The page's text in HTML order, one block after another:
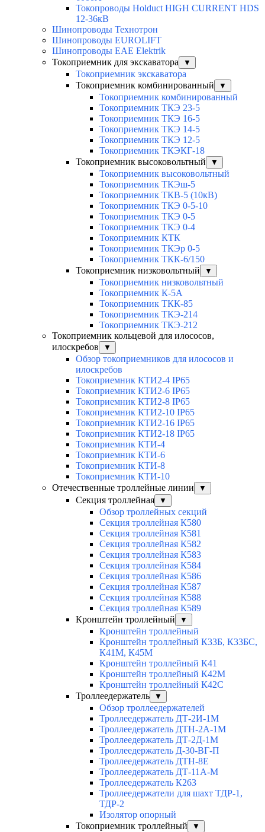
Токопроводы Holduct HIGH CURRENT HDS
12-36кВ
Шинопроводы Технотрон
Шинопроводы EUROLIFT
Шинопроводы EAE Elektrik
Токоприемник для экскаватора
▼
Токоприемник экскаватора
Токоприемник комбинированный
▼
Токоприемник комбинированный
Токоприемник ТКЭ 23-5
Токоприемник ТКЭ 16-5
Токоприемник ТКЭ 14-5
Токоприемник ТКЭ 12-5
Токоприемник ТКЭКГ-18
Токоприемник высоковольтный
▼
Токоприемник высоковольтный
Токоприемник ТКЭш-5
Токоприемник ТКВ-5 (10кВ)
Токоприемник ТКЭ 0-5-10
Токоприемник ТКЭ 0-5
Токоприемник ТКЭ 0-4
Токоприемник КТК
Токоприемник ТКЭр 0-5
Токоприемник ТКК-6/150
Токоприемник низковольтный
▼
Токоприемник низковольтный
Токоприемник К-5А
Токоприемник ТКК-85
Токоприемник ТКЭ-214
Токоприемник ТКЭ-212
Токоприемник кольцевой для илососов,
илоскребов
▼
Обзор токоприемников для илососов и
илоскребов
Токоприемник КТИ2-4 IP65
Токоприемник КТИ2-6 IP65
Токоприемник КТИ2-8 IP65
Токоприемник КТИ2-10 IP65
Токоприемник КТИ2-16 IP65
Токоприемник КТИ2-18 IP65
Токоприемник КТИ-4
Токоприемник КТИ-6
Токоприемник КТИ-8
Токоприемник КТИ-10
Отечественные троллейные линии
▼
Секция троллейная ▼
Обзор троллейных секций
Секция троллейная К580
Секция троллейная К581
Секция троллейная К582
Секция троллейная К583
Секция троллейная К584
Секция троллейная К586
Секция троллейная К587
Секция троллейная К588
Секция троллейная К589
Кронштейн троллейный
▼
Кронштейн троллейный
Кронштейн троллейный К33Б, К33БС,
К41М, К45М
Кронштейн троллейный К41
Кронштейн троллейный К42М
Кронштейн троллейный К42С
Троллеедержатель
▼
Обзор троллеедержателей
Троллеедержатель ДТ-2И-1М
Троллеедержатель ДТН-2А-1М
Троллеедержатель ДТ-2Д-1М
Троллеедержатель Д-30-ВГ-П
Троллеедержатель ДТН-8Е
Троллеедержатель ДТ-11А-М
Троллеедержатель К263
Троллеедержатели для шахт ТДР-1,
ТДР-2
Изолятор опорный
Токоприемник троллейный
▼